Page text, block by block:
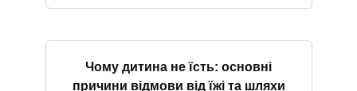
Чому дитина не їсть: основні
причини відмови від їжі та шляхи